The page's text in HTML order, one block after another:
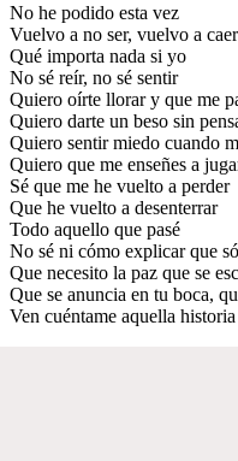
No he podido esta vez
Vuelvo a no ser, vuelvo a caer
Qué importa nada si yo
No sé reír, no sé sentir
Quiero oírte llorar y que me
Quiero darte un beso sin
Quiero sentir miedo cuando
Quiero que me enseñes a
Sé que me he vuelto a perder
Que he vuelto a desenterrar
Todo aquello que pasé
No sé ni cómo explicar que
Que necesito la paz que se
Que se anuncia en tu boca,
Ven cuéntame aquella